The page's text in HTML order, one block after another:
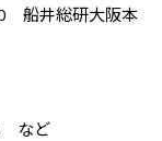
船井総研大阪本
など